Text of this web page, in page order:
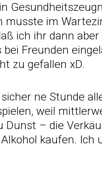
musste im
ich ihr dann aber
Freunden
zu gefallen xD.
ne Stunde
weil
Dunst – die
kaufen. Ich